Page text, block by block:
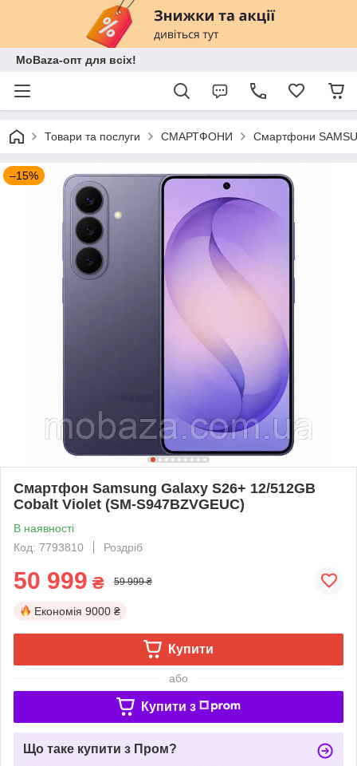
MoBaza-опт для всіх!
Товари та послуги СМАРТФОНИ Смартфони
–15%
Смартфон Samsung Galaxy S26+ 12/512GB
Cobalt Violet (SM-S947BZVGEUC)
В наявності
Код: 7793810
Роздріб
50 999 ₴ 59 999 ₴
Економія 9000 ₴
Купити
або
Купити з
Що таке купити з Пром?